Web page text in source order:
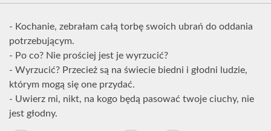
- Kochanie, zebrałam całą torbę swoich ubrań do oddania
potrzebującym.
- Po co? Nie prościej jest je wyrzucić?
- Wyrzucić? Przecież są na świecie biedni i głodni ludzie,
którym mogą się one przydać.
- Uwierz mi, nikt, na kogo będą pasować twoje ciuchy, nie
jest głodny.